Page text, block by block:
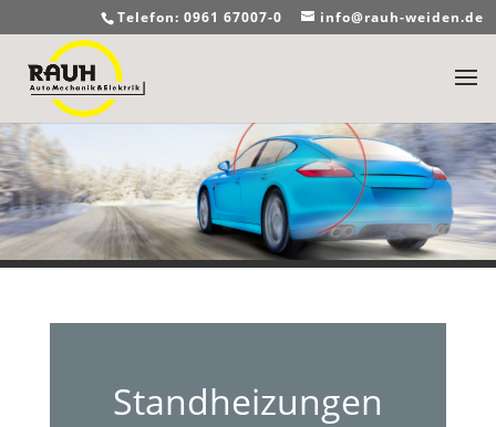
Telefon: 0961 67007-0 info@rauh-weiden.de
Standheizungen